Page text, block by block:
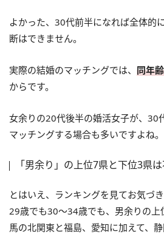
よかった、30代前半になれば全体
断はできません。
実際の結婚のマッチングでは、 同年
からです。
女余りの20代後半の婚活女子が、30
マッチングする場合も多いですよね。
「男余り」の上位7県と下位3県
とはいえ、ランキングを見てお気づ
29歳でも30～34歳でも、男余りの上
馬の北関東と福島、愛知に加えて、